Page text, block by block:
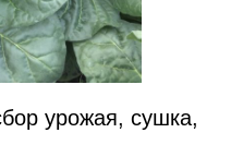
урожая, сушка,